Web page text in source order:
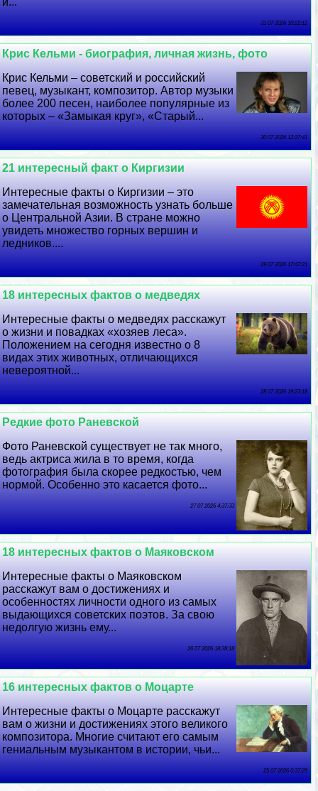
31 07 2026 10:22:12
Крис Кельми - биография, личная жизнь, фото
Крис Кельми – советский и российский
певец, музыкант, композитор. Автор музыки
более 200 песен, наиболее популярные из
которых – «Замыкая круг», «Старый...
30 07 2026 12:27:41
21 интересный факт о Киргизии
Интересные факты о Киргизии – это
замечательная возможность узнать больше
о Центральной Азии. В стране можно
увидеть множество горных вершин и
ледников....
29 07 2026 17:47:21
18 интересных фактов о медведях
Интересные факты о медведях расскажут
о жизни и повадках «хозяев леса».
Положением на сегодня известно о 8
видах этих животных, отличающихся
невероятной...
28 07 2026 19:23:18
Редкие фото Раневской
Фото Раневской существует не так много,
ведь актриса жила в то время, когда
фотография была скорее редкостью, чем
нормой. Особенно это касается фото...
27 07 2026 4:37:33
18 интересных фактов о Маяковском
Интересные факты о Маяковском
расскажут вам о достижениях и
особенностях личности одного из самых
выдающихся советских поэтов. За свою
недолгую жизнь ему...
26 07 2026 18:38:18
16 интересных фактов о Моцарте
Интересные факты о Моцарте расскажут
вам о жизни и достижениях этого великого
композитора. Многие считают его самым
гениальным музыкантом в истории, чьи...
25 07 2026 0:37:29